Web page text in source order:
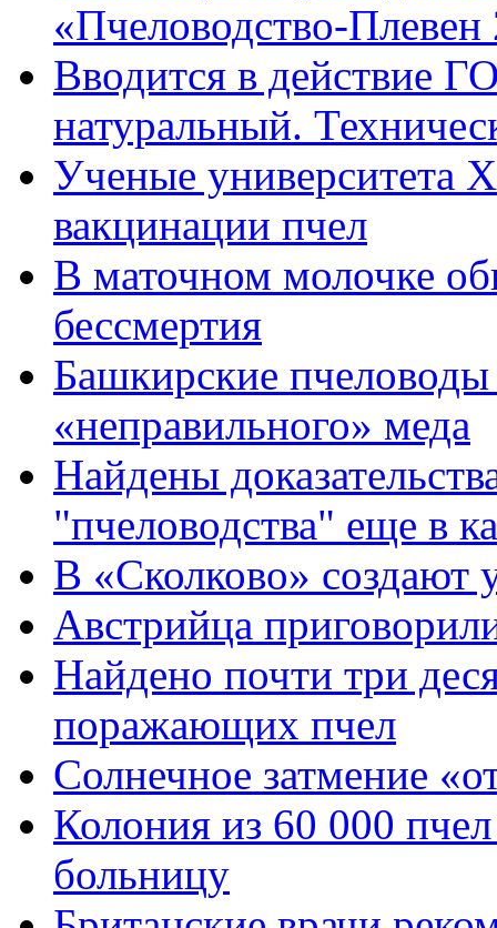
«Пчеловодство-Плевен
Вводится в действие
натуральный.
Ученые университета
вакцинации пчел
В маточном молочке
бессмертия
Башкирские пчеловоды
«неправильного» меда
Найдены
"пчеловодства" еще в
В «Сколково»
Австрийца
Найдено почти три
поражающих пчел
Солнечное затмение
Колония из 60 000
больницу